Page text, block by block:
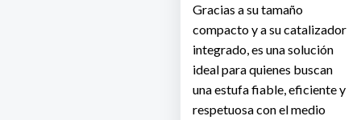
Gracias a su tamaño
compacto y a su catalizador
integrado, es una solución
ideal para quienes buscan
una estufa fiable, eficiente y
respetuosa con el medio